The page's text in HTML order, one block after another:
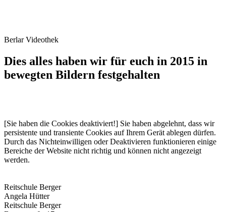
Berlar Videothek
Dies alles haben wir für euch in 2015 in
bewegten Bildern festgehalten
[Sie haben die Cookies deaktiviert!] Sie haben abgelehnt, dass wir
persistente und transiente Cookies auf Ihrem Gerät ablegen dürfen.
Durch das Nichteinwilligen oder Deaktivieren funktionieren einige
Bereiche der Website nicht richtig und können nicht angezeigt
werden.
Reitschule Berger
Angela Hütter
Reitschule Berger